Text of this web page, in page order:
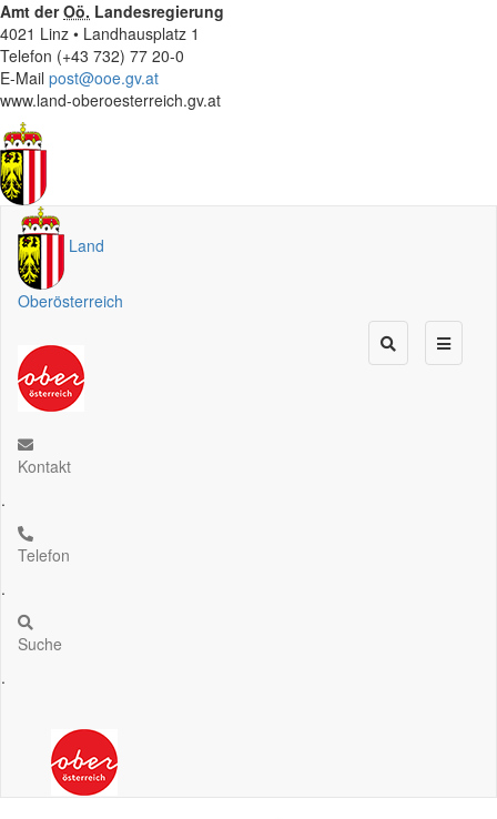
Amt derOö. Landesregierung
4021 Linz • Landhausplatz 1
Telefon (+43 732) 77 20-0
E-Mail post@ooe.gv.at
www.land-oberoesterreich.gv.at
Land
Oberösterreich
Kontakt
.
Telefon
.
Suche
.